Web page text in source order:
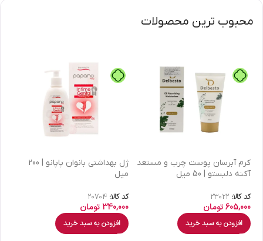
محبوب ترین محصولات
كرم آبرسان پوست چرب و مستعد
آکنه دلبستو | 50 میل
کد کالا: 23022
605,000تومان
افزودن به سبد خرید
ژل بهداشتی بانوان پاپانو | 200
میل
کد کالا: 20704
340,000تومان
افزودن به سبد خرید